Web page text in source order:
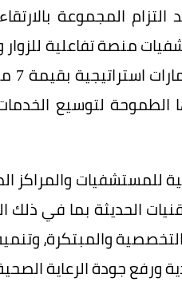
المجموعة بالارتقاء
منصة تفاعلية للزوار
لتوسيع
للمستشفيات
الحديثة بما في ذلك
والمبتكرة،
جودة الرعاية